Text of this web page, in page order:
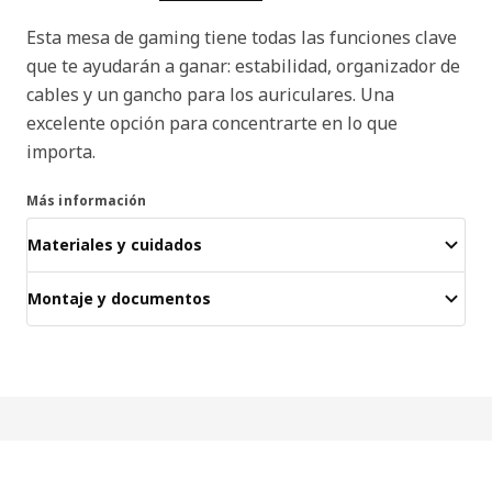
Esta mesa de gaming tiene todas las funciones clave
que te ayudarán a ganar: estabilidad, organizador de
cables y un gancho para los auriculares. Una
excelente opción para concentrarte en lo que
importa.
Más información
Materiales y cuidados
Montaje y documentos